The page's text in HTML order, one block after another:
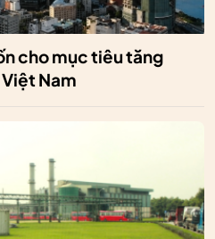
cho mục tiêu tăng
Nam